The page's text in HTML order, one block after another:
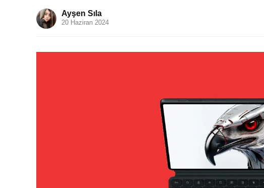
Ayşen Sıla
20 Haziran 2024